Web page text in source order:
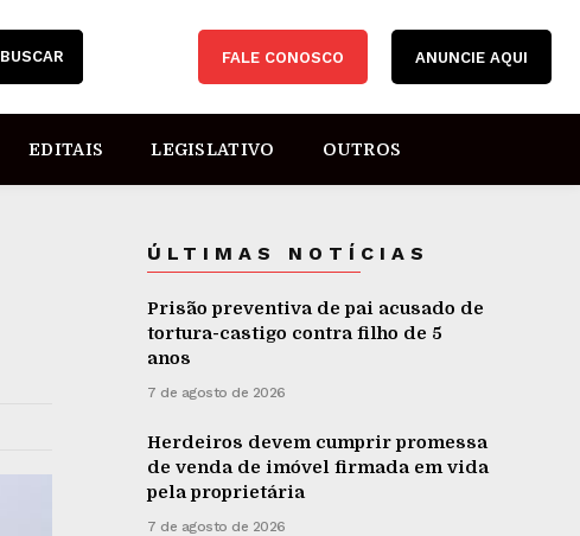
BUSCAR FALE CONOSCO ANUNCIE AQUI
EDITAIS LEGISLATIVO OUTROS
ÚLTIMAS NOTÍCIAS
Prisão preventiva de pai acusado de
tortura-castigo contra filho de 5
anos
7 de agosto de 2026
Herdeiros devem cumprir promessa
de venda de imóvel firmada em vida
pela proprietária
7 de agosto de 2026